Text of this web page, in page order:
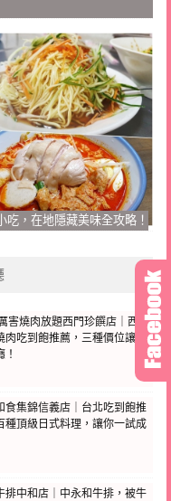
，在地隱藏美味全攻略！
害燒肉放題西門珍饌店｜西
肉吃到飽推薦，三種價位讓你
！
食集錦信義店｜台北吃到飽推
種頂級日式料理，讓你一試成
排中和店｜中永和牛排，被牛